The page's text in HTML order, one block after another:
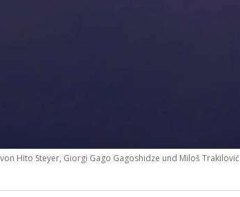
Hito Steyer, Giorgi Gago Gagoshidze und Miloš Trakilović